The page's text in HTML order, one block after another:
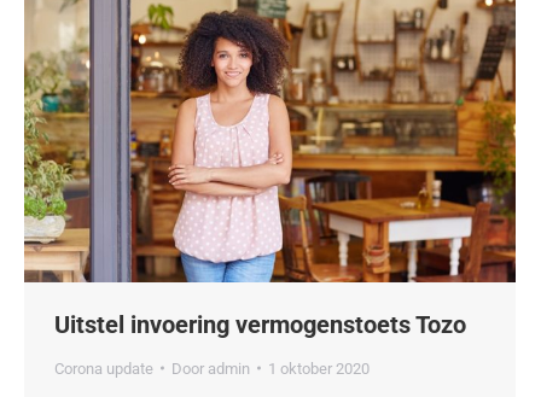
Uitstel invoering vermogenstoets Tozo
Corona update Door admin 1 oktober 2020